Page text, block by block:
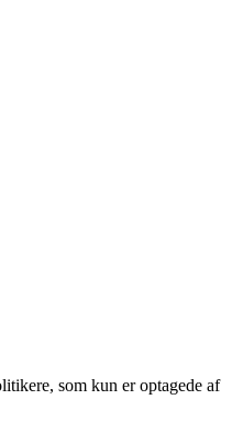
som kun er optagede af